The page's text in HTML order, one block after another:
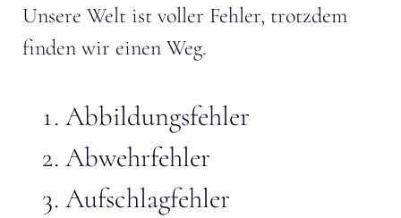
Unsere Welt ist voller Fehler, trotzdem
finden wir einen Weg.
Abbildungsfehler
Abwehrfehler
Aufschlagfehler